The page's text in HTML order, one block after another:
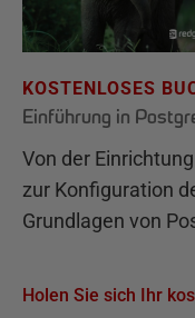
KOSTENLOSES
Einführung in
Von der
zur Konfiguration
Grundlagen von
Holen Sie sich Ihr